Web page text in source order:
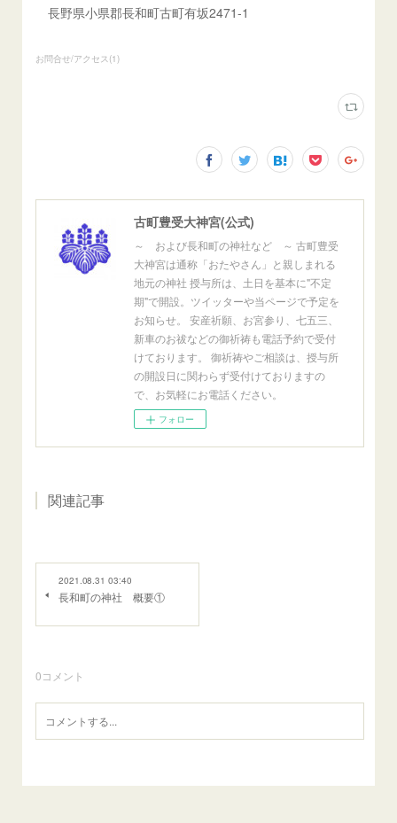
長野県小県郡長和町古町有坂2471-1
お問合せ/アクセス(1)
古町豊受大神宮(公式)
～ および長和町の神社など ～ 古町豊受
大神宮は通称「おたやさん」と親しまれる
地元の神社 授与所は、土日を基本に"不定
期"で開設。ツイッターや当ページで予定を
お知らせ。 安産祈願、お宮参り、七五三、
新車のお祓などの御祈祷も電話予約で受付
けております。 御祈祷やご相談は、授与所
の開設日に関わらず受付けておりますの
で、お気軽にお電話ください。
フォロー
関連記事
2021.08.31 03:40
長和町の神社 概要①
0コメント